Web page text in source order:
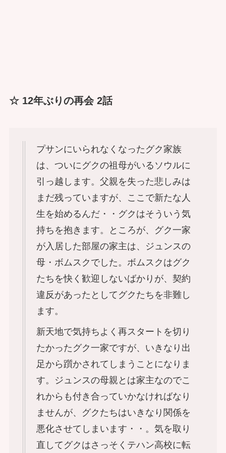
☆ 12年ぶりの再会 2話
プサンにいられなくなったグク家族
は、ついにグクの祖母がいるソウルに
引っ越します。父親を失った悲しみは
まだ残っていますが、ここで新たな人
生を始めるんだ・・グクはそういう気
持ちを抱きます。ところが、グク一家
が入居した部屋の家主は、ジュンスの
母・ボムスクでした。ボムスクはグク
たちを快く歓迎しないばかりが、契約
違反があったとしてグクたちを非難し
ます。
新天地で気持ちよく再スタートを切り
たかったグク一家ですが、いきなり出
足から躓かされてしまうことになりま
す。ジュンスの母親とは家主なのでこ
れからも付き合っていかなければなり
ませんが、グクたちはいきなり関係を
悪化させてしまいます・・。気を取り
直してグクはさっそくテハン高校に転